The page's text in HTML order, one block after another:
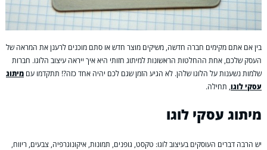
בין אם אתם מקימים חברה חדשה, משיקים מוצר חדש או סתם מוכנים לרענן את המראה של
העסק שלכם, אחת ההחלטות הראשונות למיתוג חזותי היא איך ייראה עיצוב הלוגו. חברות
שלמות נשענות על הלוגו שלהן. לא הגיע הזמן שגם לכם יהיה אחד כזה?! תתקדמו עם מיתוג
עסקי לוגו, תחילה.
מיתוג עסקי לוגו
יש הרבה דברים העוסקים בעיצוב לוגו: טקסט, גופנים, תמונות, איקונוגרפיה, צבעים, ריווח,